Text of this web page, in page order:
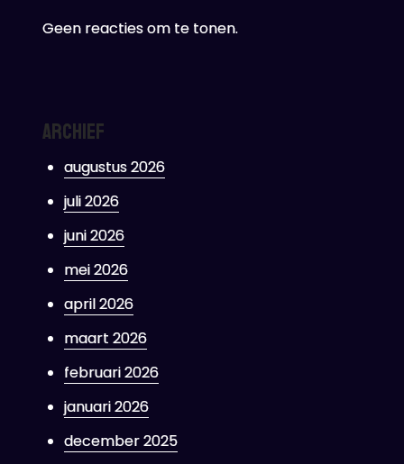
Geen reacties om te tonen.
Archief
augustus 2026
juli 2026
juni 2026
mei 2026
april 2026
maart 2026
februari 2026
januari 2026
december 2025